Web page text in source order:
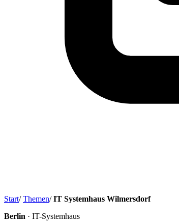
Start/ Themen/ IT Systemhaus Wilmersdorf
Berlin · IT-Systemhaus